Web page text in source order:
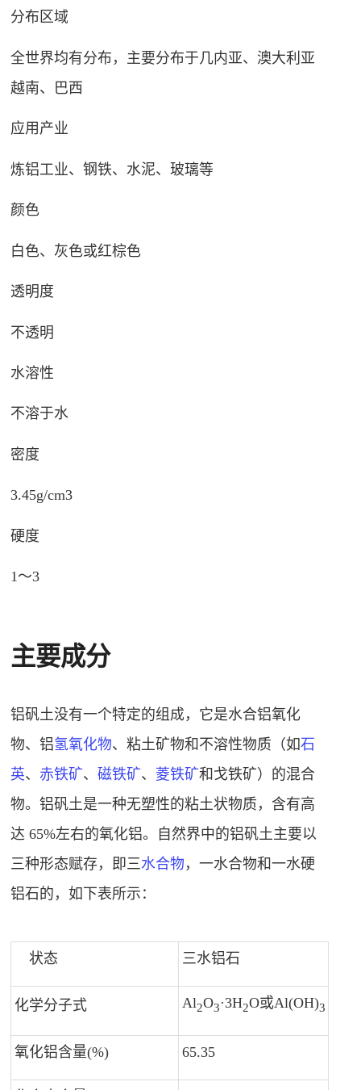
分布区域
全世界均有分布，主要分布于几内亚、澳大利亚
越南、巴西
应用产业
炼铝工业、钢铁、水泥、玻璃等
颜色
白色、灰色或红棕色
透明度
不透明
水溶性
不溶于水
密度
3.45g/cm3
硬度
1～3
主要成分
铝矾土没有一个特定的组成，它是水合铝氧化
物、铝氢氧化物、粘土矿物和不溶性物质（如石
英、 赤铁矿、磁铁矿、 菱铁矿和戈铁矿）的混合
物。铝矾土是一种无塑性的粘土状物质，含有高
达 65%左右的氧化铝。自然界中的铝矾土主要以
三种形态赋存，即三水合物 ，一水合物和一水硬
铝石的，如下表所示：
状态 三水铝石
化学分子式 Al2O3·3H2O或Al(OH)3
氧化铝含量(%) 65.35